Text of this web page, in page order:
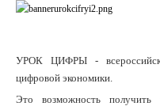
УРОК ЦИФРЫ -
цифровой экономики.
Это возможность получить